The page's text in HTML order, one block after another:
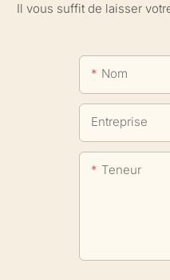
Il vous suffit de laisser
Nom
Entreprise
Teneur